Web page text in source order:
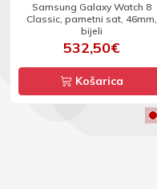
Samsung Galaxy Watch 8
Classic, pametni sat, 46mm,
bijeli
532,50€
Košarica